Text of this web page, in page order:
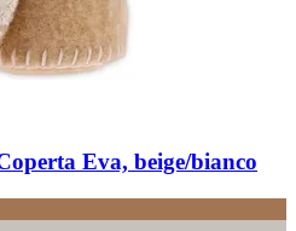
Eva, beige/bianco